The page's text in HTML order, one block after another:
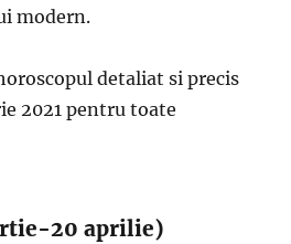
modern.
detaliat si precis
2021 pentru toate
20 aprilie)